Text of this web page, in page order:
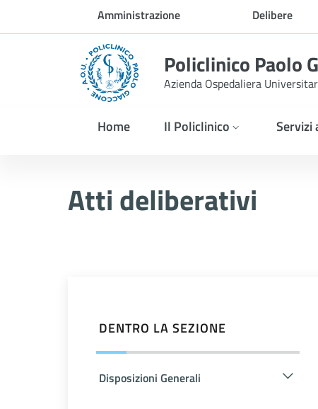
Skip to Main ContentAmministrazione
trasparente
Delibere
Policlinico Paolo
Azienda Ospedaliera
Home Il Policlinico Servizi
Atti deliberativi
DENTRO LA SEZIONE
Disposizioni Generali